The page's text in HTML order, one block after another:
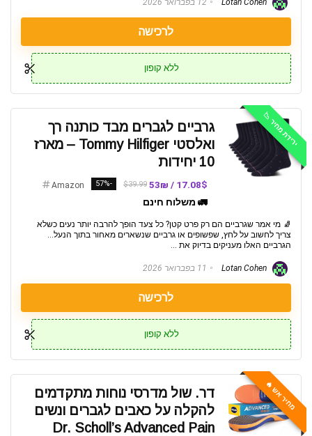
12 בפברואר 2026
לרכישה
ללא קופון
ירידת מחיר 📉
גרביים לגברים מבד כותנה רך
ואלסטי Tommy Hilfiger – מארז
10 יחידות
17.08$ / 53₪
$39.99
-57%
Amazon
🚛 משלוח חינם
🧦 מי אמר שגרביים הם רק פרט קטן? כל צעד הופך להרבה יותר נעים כשלא
צריך לחשוב על לחץ, שפשופים או גרביים שנשארים מאחור בתוך הנעל...
הגרביים האלו מעניקים בדיוק את ...
11 בפברואר 2026
לרכישה
ללא קופון
מחיר אש 🔥
דר. שול מדרסי נוחות מתקדמים
להקלה על כאבים לגברים ונשים
Dr. Scholl’s Advanced Pain